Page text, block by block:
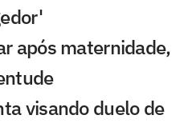
após maternidade,
visando duelo de